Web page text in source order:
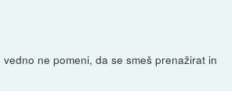
vedno ne pomeni, da se smeš prenažirat in